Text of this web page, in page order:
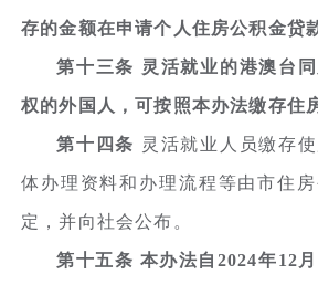
存的金额在申请个人住房公积金贷
第十三条 灵活就业的港澳台
权的外国人，可按照本办法缴存住
第十四条 灵活就业人员缴存
体办理资料和办理流程等由市住
定，并向社会公布。
第十五条 本办法自2024年12